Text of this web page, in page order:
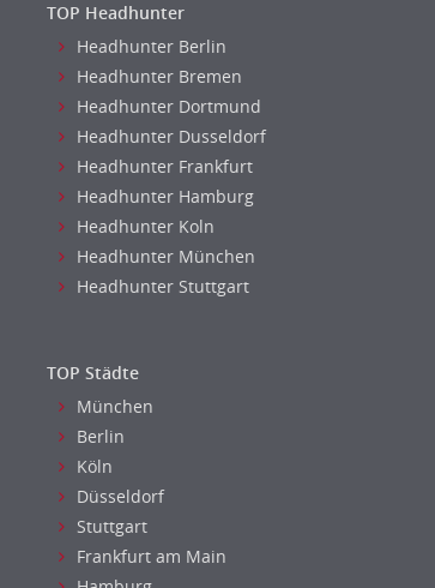
TOP Headhunter
Headhunter Berlin
Headhunter Bremen
Headhunter Dortmund
Headhunter Dusseldorf
Headhunter Frankfurt
Headhunter Hamburg
Headhunter Koln
Headhunter München
Headhunter Stuttgart
TOP Städte
München
Berlin
Köln
Düsseldorf
Stuttgart
Frankfurt am Main